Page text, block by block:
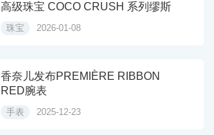
高级珠宝 COCO CRUSH 系列缪斯
珠宝 2026-01-08
香奈儿发布PREMIÈRE RIBBON
RED腕表
手表 2025-12-23